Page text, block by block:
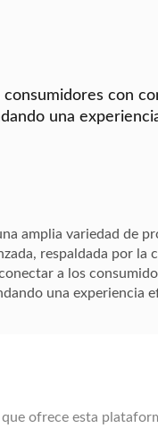
con
una
amplia variedad de
respaldada por la
a los
una experiencia
ofrece esta